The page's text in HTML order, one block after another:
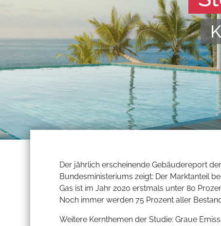
Der jährlich erscheinende Gebäudereport
Bundesministeriums zeigt: Der Marktanteil
Gas ist im Jahr 2020 erstmals unter 80
Noch immer werden 75 Prozent aller
Weitere Kernthemen der Studie: Graue